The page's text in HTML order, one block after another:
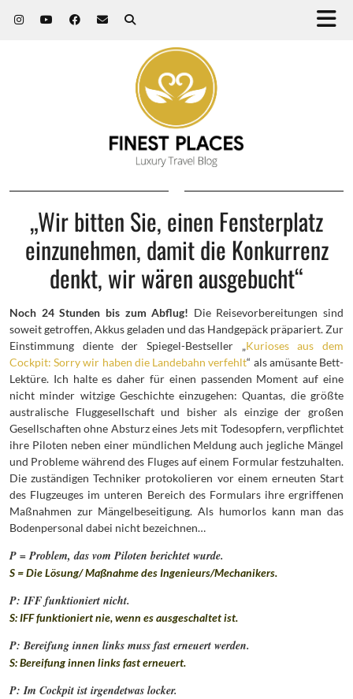
„Wir bitten Sie, einen Fensterplatz
einzunehmen, damit die Konkurrenz
denkt, wir wären ausgebucht“
Noch 24 Stunden bis zum Abflug! Die Reisevorbereitungen sind
soweit getroffen, Akkus geladen und das Handgepäck präpariert. Zur
Einstimmung diente der Spiegel-Bestseller „Kurioses aus dem
Cockpit: Sorry wir haben die Landebahn verfehlt“ als amüsante Bett-
Lektüre. Ich halte es daher für einen passenden Moment auf eine
nicht minder witzige Geschichte einzugehen: Quantas, die größte
australische Fluggesellschaft und bisher als einzige der großen
Gesellschaften ohne Absturz eines Jets mit Todesopfern, verpflichtet
ihre Piloten neben einer mündlichen Meldung auch jegliche Mängel
und Probleme während des Fluges auf einem Formular festzuhalten.
Die zuständigen Techniker protokolieren vor einem erneuten Start
des Flugzeuges im unteren Bereich des Formulars ihre ergriffenen
Maßnahmen zur Mängelbeseitigung. Als humorlos kann man das
Bodenpersonal dabei nicht bezeichnen…
P = Problem, das vom Piloten berichtet wurde.
S = Die Lösung/ Maßnahme des Ingenieurs/Mechanikers.
P: IFF funktioniert nicht.
S: IFF funktioniert nie, wenn es ausgeschaltet ist.
P: Bereifung innen links muss fast erneuert werden.
S: Bereifung innen links fast erneuert.
P: Im Cockpit ist irgendetwas locker.